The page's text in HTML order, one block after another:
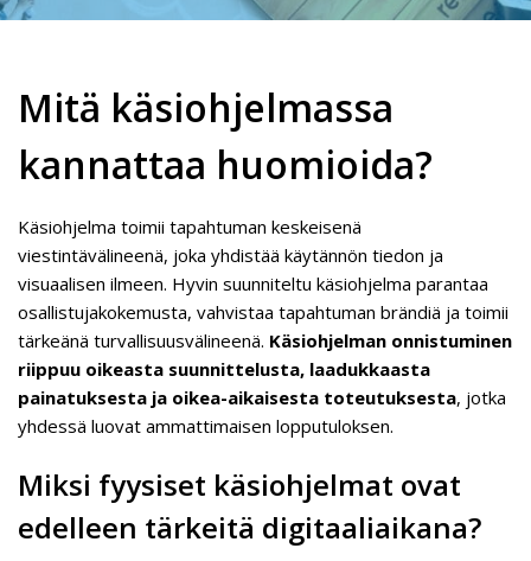
Mitä käsiohjelmassa
kannattaa huomioida?
Käsiohjelma toimii tapahtuman keskeisenä
viestintävälineenä, joka yhdistää käytännön tiedon ja
visuaalisen ilmeen. Hyvin suunniteltu käsiohjelma parantaa
osallistujakokemusta, vahvistaa tapahtuman brändiä ja toimii
tärkeänä turvallisuusvälineenä. Käsiohjelman onnistuminen
riippuu oikeasta suunnittelusta, laadukkaasta
painatuksesta ja oikea-aikaisesta toteutuksesta, jotka
yhdessä luovat ammattimaisen lopputuloksen.
Miksi fyysiset käsiohjelmat ovat
edelleen tärkeitä digitaaliaikana?